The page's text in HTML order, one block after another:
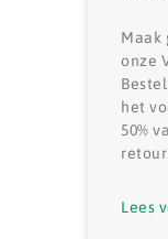
Maak
onze
het
50%
Lees